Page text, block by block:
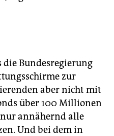
die Bundesregierung
zur
aber nicht mit
über 100 Millionen
annähernd alle
Und bei dem in